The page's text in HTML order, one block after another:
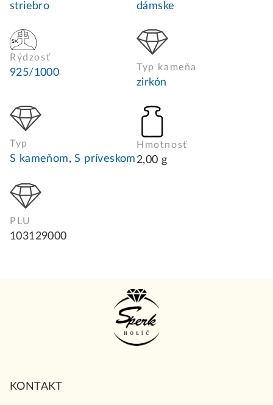
striebro dámske
Rýdzosť
925/1000 Typ kameňa
zirkón
Typ
S kameňom,S príveskom
Hmotnosť
2,00 g
PLU
103129000
KONTAKT